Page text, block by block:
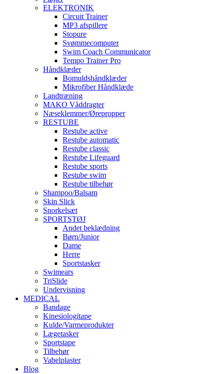
ELEKTRONIK
Circuit Trainer
MP3 afspillere
Stopure
Svømmecomputer
Swim Coach Communicator
Tempo Trainer Pro
Håndklæder
Bomuldshåndklæder
Mikrofiber Håndklæde
Landtræning
MAKO Våddragter
Næseklemmer/Ørepropper
RESTUBE
Restube active
Restube automatic
Restube classic
Restube Lifeguard
Restube sports
Restube swim
Restube tilbehør
Shampoo/Balsam
Skin Slick
Snorkelsæt
SPORTSTØJ
Andet beklædning
Børn/Junior
Dame
Herre
Sportstasker
Swimears
TriSlide
Undervisning
MEDICAL
Bandage
Kinesiologitape
Kulde/Varmeprodukter
Lægetasker
Sportstape
Tilbehør
Vabelplaster
Blog